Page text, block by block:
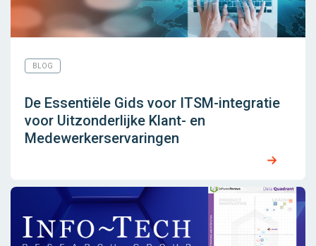
BLOG
De Essentiële Gids voor ITSM-integratie
voor Uitzonderlijke Klant- en
Medewerkerservaringen